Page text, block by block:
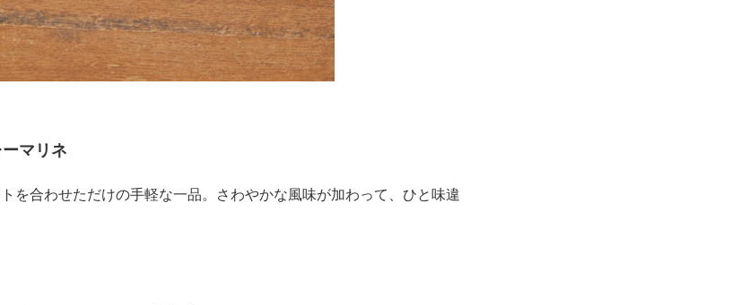
マリネ
を合わせただけの手軽な一品。さわやかな風味が加わって、ひと味違